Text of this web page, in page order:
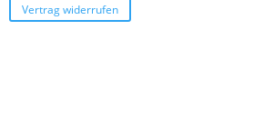
Vertrag widerrufen